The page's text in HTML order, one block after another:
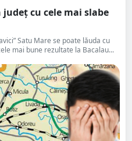
județ cu cele mai slabe
Satu Mare se poate lăuda cu
mai bune rezultate la Bacalau...